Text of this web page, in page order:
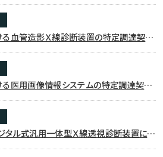
血管造影Ｘ線診断装置の特定調達契約
医用画像情報システムの特定調達契約
ル式汎用一体型Ｘ線透視診断装置に係
結果について